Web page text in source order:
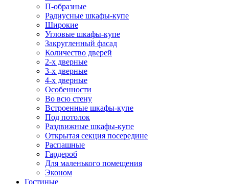
П-образные
Радиусные шкафы-купе
Широкие
Угловые шкафы-купе
Закругленный фасад
Количество дверей
2-х дверные
3-х дверные
4-х дверные
Особенности
Во всю стену
Встроенные шкафы-купе
Под потолок
Раздвижные шкафы-купе
Открытая секция посередине
Распашные
Гардероб
Для маленького помещения
Эконом
Гостиные